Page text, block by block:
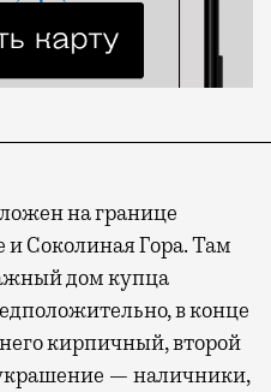
на границе
Соколиная Гора. Там
дом купца
в конце
кирпичный, второй
— наличники,